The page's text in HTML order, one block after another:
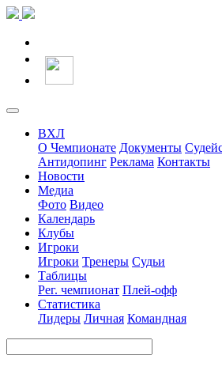
ВХЛ
О Чемпионате Документы
Антидопинг Реклама Контакты
Новости
Медиа
Фото Видео
Календарь
Клубы
Игроки
Игроки Тренеры Судьи
Таблицы
Рег. чемпионат Плей-офф
Статистика
Лидеры Личная Командная